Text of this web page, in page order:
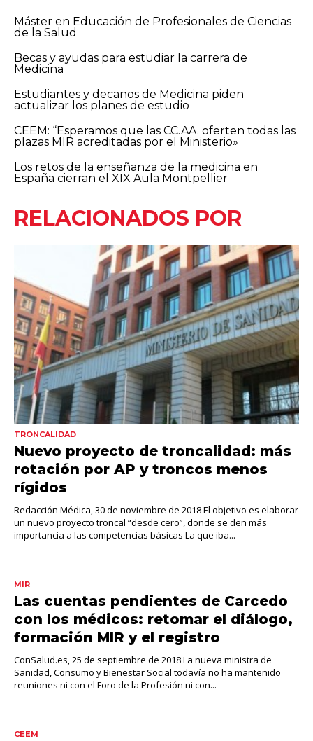
Máster en Educación de Profesionales de Ciencias
de la Salud
Becas y ayudas para estudiar la carrera de
Medicina
Estudiantes y decanos de Medicina piden
actualizar los planes de estudio
CEEM: “Esperamos que las CC.AA. oferten todas las
plazas MIR acreditadas por el Ministerio»
Los retos de la enseñanza de la medicina en
España cierran el XIX Aula Montpellier
RELACIONADOS POR
TRONCALIDAD
Nuevo proyecto de troncalidad: más
rotación por AP y troncos menos
rígidos
Redacción Médica, 30 de noviembre de 2018 El objetivo es elaborar
un nuevo proyecto troncal “desde cero”, donde se den más
importancia a las competencias básicas La que iba...
MIR
Las cuentas pendientes de Carcedo
con los médicos: retomar el diálogo,
formación MIR y el registro
ConSalud.es, 25 de septiembre de 2018 La nueva ministra de
Sanidad, Consumo y Bienestar Social todavía no ha mantenido
reuniones ni con el Foro de la Profesión ni con...
CEEM